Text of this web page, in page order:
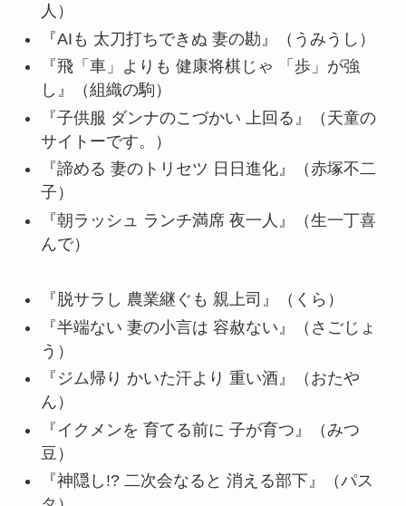
人）
『AIも 太刀打ちできぬ 妻の勘』（うみうし）
『飛「車」よりも 健康将棋じゃ 「歩」が強
し』（組織の駒）
『子供服 ダンナのこづかい 上回る』（天童の
サイトーです。）
『諦める 妻のトリセツ 日日進化』（赤塚不二
子）
『朝ラッシュ ランチ満席 夜一人』（生一丁喜
んで）
『脱サラし 農業継ぐも 親上司』（くら）
『半端ない 妻の小言は 容赦ない』（さごじょ
う）
『ジム帰り かいた汗より 重い酒』（おたや
ん）
『イクメンを 育てる前に 子が育つ』（みつ
豆）
『神隠し!? 二次会なると 消える部下』（パス